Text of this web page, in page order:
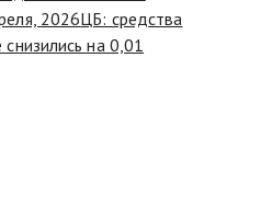
2026ЦБ: средства
на 0,01